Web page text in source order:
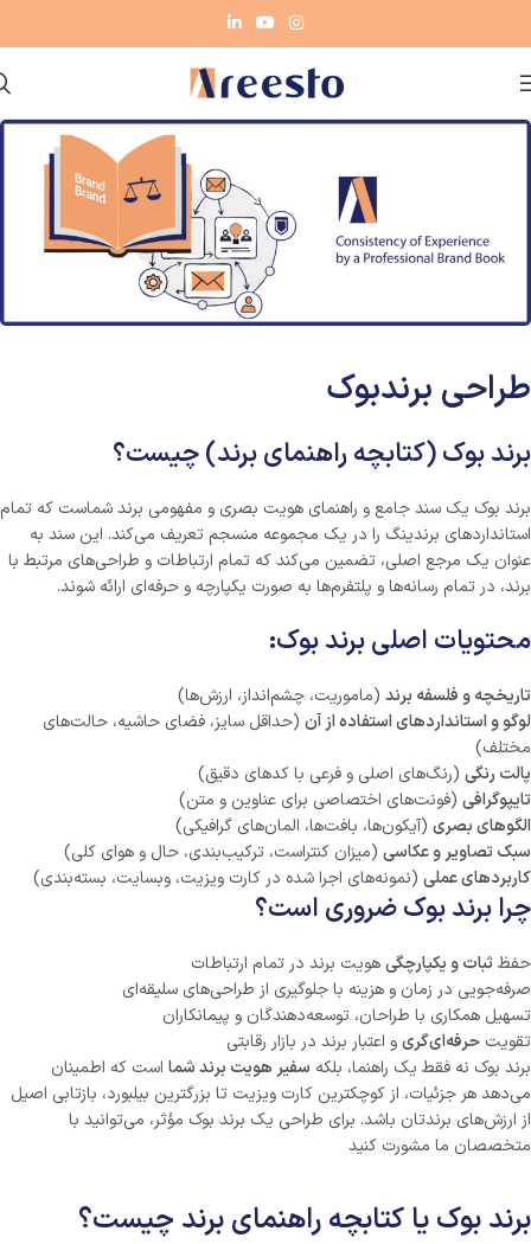
طراحی برندبوک
برند بوک (کتابچه راهنمای برند) چیست؟
برند بوک یک سند جامع و راهنمای هویت بصری و مفهومی برند شماست که تمام
استانداردهای برندینگ را در یک مجموعه منسجم تعریف می‌کند. این سند به
عنوان یک مرجع اصلی، تضمین می‌کند که تمام ارتباطات و طراحی‌های مرتبط با
برند، در تمام رسانه‌ها و پلتفرم‌ها به صورت یکپارچه و حرفه‌ای ارائه شوند.
محتویات اصلی برند بوک:
تاریخچه و فلسفه برند (ماموریت، چشم‌انداز، ارزش‌ها)
لوگو و استانداردهای استفاده از آن (حداقل سایز، فضای حاشیه، حالت‌های
مختلف)
پالت رنگی (رنگ‌های اصلی و فرعی با کدهای دقیق)
تایپوگرافی (فونت‌های اختصاصی برای عناوین و متن)
الگوهای بصری (آیکون‌ها، بافت‌ها، المان‌های گرافیکی)
سبک تصاویر و عکاسی (میزان کنتراست، ترکیب‌بندی، حال و هوای کلی)
کاربردهای عملی (نمونه‌های اجرا شده در کارت ویزیت، وبسایت، بسته‌بندی)
چرا برند بوک ضروری است؟
حفظثبات و یکپارچگیهویت برند در تمام ارتباطات
صرفه‌جویی در زمان و هزینه با جلوگیری از طراحی‌های سلیقه‌ای
تسهیل همکاری با طراحان، توسعه‌دهندگان و پیمانکاران
تقویت حرفه‌ای‌گریو اعتبار برند در بازار رقابتی
برند بوک نه فقط یک راهنما، بلکه سفیر هویت برند شما است که اطمینان
می‌دهد هر جزئیات، از کوچکترین کارت ویزیت تا بزرگترین بیلبورد، بازتابی اصیل
از ارزش‌های برندتان باشد. برای طراحی یک برند بوک مؤثر، می‌توانید با
متخصصان ما مشورت کنید
برند بوک یا کتابچه راهنمای برند چیست؟